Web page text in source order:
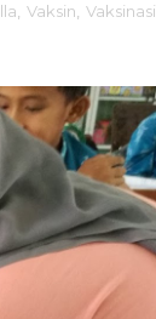
Vaksin Vaksinasi